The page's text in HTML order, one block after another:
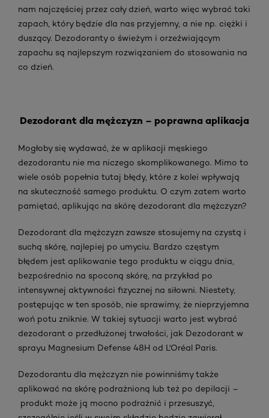
nam najczęściej przez cały dzień, warto więc wybrać taki
zapach, który będzie dla nas przyjemny, a nie np. ciężki i
duszący. Dezodoranty o świeżym i orzeźwiającym
zapachu są najlepszym rozwiązaniem do stosowania na
co dzień.
Dezodorant dla mężczyzn – poprawna aplikacja
Mogłoby się wydawać, że w aplikacji męskiego
dezodorantu nie ma niczego skomplikowanego. Mimo to
wiele osób popełnia tutaj błędy, które z kolei wpływają
na skuteczność samego produktu. O czym zatem warto
pamiętać, aplikując na skórę dezodorant dla mężczyzn?
Dezodorant dla mężczyzn zawsze stosujemy na czystą i
suchą skórę, najlepiej po umyciu. Bardzo częstym
błędem jest aplikowanie tego produktu w ciągu dnia,
bezpośrednio na spoconą skórę, na przykład po
intensywnej aktywności fizycznej na siłowni. Niestety,
postępując w ten sposób, nie sprawimy, że nieprzyjemna
woń potu zniknie. W takiej sytuacji warto jest wybrać
dezodorant o przedłużonej trwałości, jak Dezodorant w
sprayu Magnesium Defense 48H od L'Oréal Paris.
Dezodorantu dla mężczyzn nie powinniśmy także
aplikować na skórę podrażnioną lub też po depilacji –
produkt może ją mocno podrażnić i przesuszyć,